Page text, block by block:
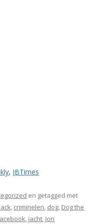
, IBTimes
en getagged met
, criminelen, dog, Dog the
, jacht, Jon